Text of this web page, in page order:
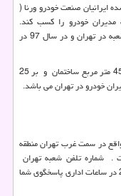
در سال 96 با اسم ثبت شده ایرانیان صنعت خودرو ورنا (
مدیران خودرو را کسب کند.
نمایندگی 777 مدیران خودرو ابتدا تاسیس خود یک شعبه در تهران و در سال 97 در
شعبه تهران نمایندگی 777 مدیران خودرو به مساحت 450 متر مربع ساختمان و بر 25
خودرو در تهران می باشد.
تهران واقع در سمت غرب تهران منطقه
. شماره تلفن شعبه تهران
02148000781 است که داخلی های 213 ، 214 ، 215 در ساعات اداری پاسخگوی شما